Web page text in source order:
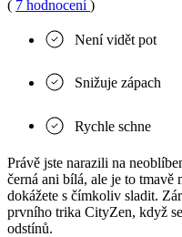
( 7 hodnocení)
Není vidět pot
Snižuje zápach
Rychle schne
Právě jste narazili na
černá ani bílá, ale je to tmavě
dokážete s čímkoliv sladit.
prvního trika CityZen, když
odstínů.